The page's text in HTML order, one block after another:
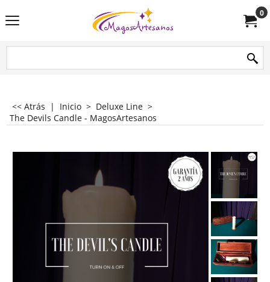
0
<< Atrás | Inicio > Deluxe Line >
The Devils Candle - MagosArtesanos